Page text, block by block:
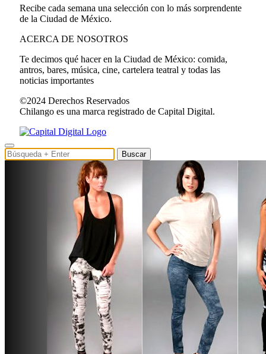
Recibe cada semana una selección con lo más sorprendente
de la Ciudad de México.
ACERCA DE NOSOTROS
Te decimos qué hacer en la Ciudad de México: comida,
antros, bares, música, cine, cartelera teatral y todas las
noticias importantes
©2024 Derechos Reservados
Chilango es una marca registrado de Capital Digital.
Buscar